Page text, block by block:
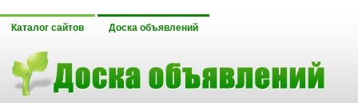
Каталог сайтов Доска объявлений